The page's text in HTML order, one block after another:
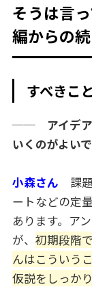
そうは言
編からの続
すべきこ
── アイデア
いくのがよい
小森さん 課
ートなどの定
あります。ア
が、 初期段階
んはこういう
仮説をしっか